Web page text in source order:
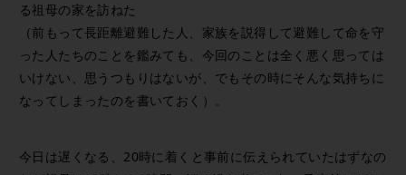
る祖母の家を訪ねた
（前もって長距離避難した人、家族を説得して避難して命を守
った人たちのことを鑑みても、今回のことは全く悪く思っては
いけない、思うつもりはないが、でもその時にそんな気持ちに
なってしまったのを書いておく）。
今日は遅くなる、20時に着くと事前に伝えられていたはずなの